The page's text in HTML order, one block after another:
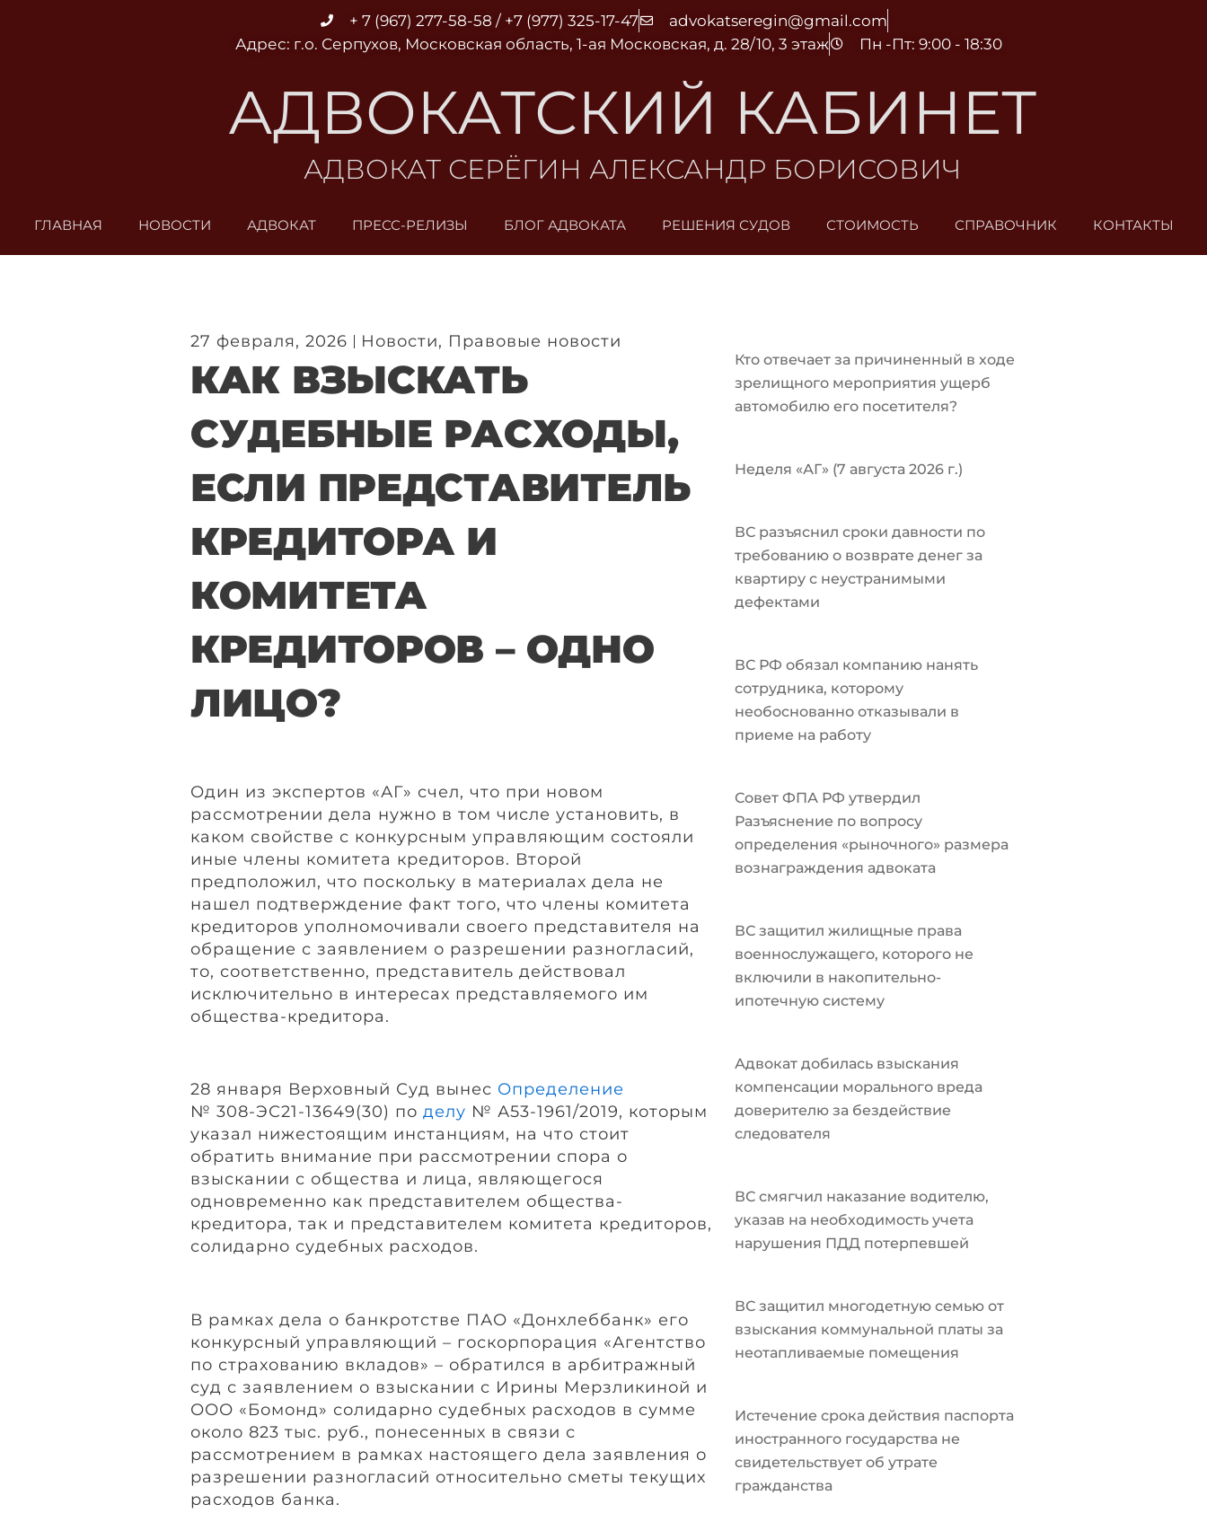
+ 7 (967) 277-58-58 / +7 (977) 325-17-47
advokatseregin@gmail.com
Адрес: г.о. Серпухов, Московская область, 1-ая Московская, д. 28/10, 3 этаж
Пн -Пт: 9:00 - 18:30
АДВОКАТСКИЙ КАБИНЕТ
АДВОКАТ СЕРЁГИН АЛЕКСАНДР БОРИСОВИЧ
ГЛАВНАЯ НОВОСТИ АДВОКАТ ПРЕСС-РЕЛИЗЫ БЛОГ АДВОКАТА РЕШЕНИЯ СУДОВ СТОИМОСТЬ СПРАВОЧНИК КОНТАКТЫ
27 февраля, 2026 Новости, Правовые новости
КАК ВЗЫСКАТЬ
СУДЕБНЫЕ РАСХОДЫ,
ЕСЛИ ПРЕДСТАВИТЕЛЬ
КРЕДИТОРА И
КОМИТЕТА
КРЕДИТОРОВ – ОДНО
ЛИЦО?
Один из экспертов «АГ» счел, что при новом
рассмотрении дела нужно в том числе установить, в
каком свойстве с конкурсным управляющим состояли
иные члены комитета кредиторов. Второй
предположил, что поскольку в материалах дела не
нашел подтверждение факт того, что члены комитета
кредиторов уполномочивали своего представителя на
обращение с заявлением о разрешении разногласий,
то, соответственно, представитель действовал
исключительно в интересах представляемого им
общества-кредитора.
28 января Верховный Суд вынес Определение
№ 308-ЭС21-13649(30) по делу № А53-1961/2019, которым
указал нижестоящим инстанциям, на что стоит
обратить внимание при рассмотрении спора о
взыскании с общества и лица, являющегося
одновременно как представителем общества-
кредитора, так и представителем комитета кредиторов,
солидарно судебных расходов.
В рамках дела о банкротстве ПАО «Донхлеббанк» его
конкурсный управляющий – госкорпорация «Агентство
по страхованию вкладов» – обратился в арбитражный
суд с заявлением о взыскании с Ирины Мерзликиной и
ООО «Бомонд» солидарно судебных расходов в сумме
около 823 тыс. руб., понесенных в связи с
рассмотрением в рамках настоящего дела заявления о
разрешении разногласий относительно сметы текущих
расходов банка.
Кто отвечает за причиненный в ходе
зрелищного мероприятия ущерб
автомобилю его посетителя?
Неделя «АГ» (7 августа 2026 г.)
ВС разъяснил сроки давности по
требованию о возврате денег за
квартиру с неустранимыми
дефектами
ВС РФ обязал компанию нанять
сотрудника, которому
необоснованно отказывали в
приеме на работу
Совет ФПА РФ утвердил
Разъяснение по вопросу
определения «рыночного» размера
вознаграждения адвоката
ВС защитил жилищные права
военнослужащего, которого не
включили в накопительно-
ипотечную систему
Адвокат добилась взыскания
компенсации морального вреда
доверителю за бездействие
следователя
ВС смягчил наказание водителю,
указав на необходимость учета
нарушения ПДД потерпевшей
ВС защитил многодетную семью от
взыскания коммунальной платы за
неотапливаемые помещения
Истечение срока действия паспорта
иностранного государства не
свидетельствует об утрате
гражданства